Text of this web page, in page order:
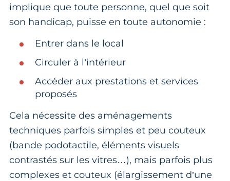
implique que toute personne, quel que soit
son handicap, puisse en toute autonomie :
Entrer dans le local
Circuler à l’intérieur
Accéder aux prestations et services
proposés
Cela nécessite des aménagements
techniques parfois simples et peu couteux
(bande podotactile, éléments visuels
contrastés sur les vitres…), mais parfois plus
complexes et couteux (élargissement d’une